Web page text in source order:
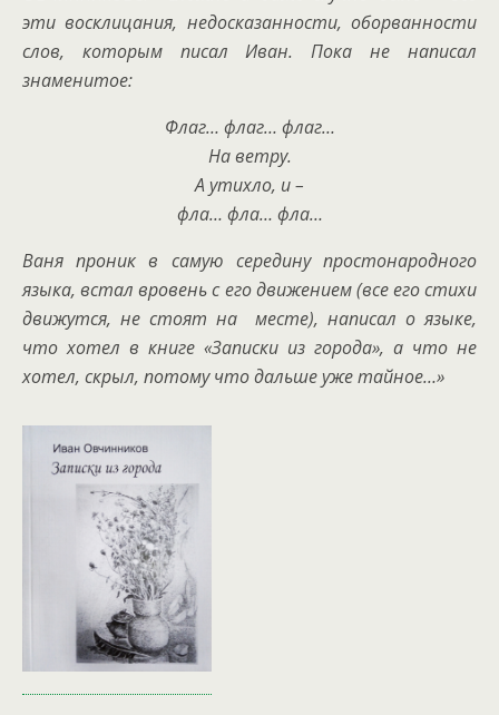
эти восклицания, недосказанности, оборванности
слов, которым писал Иван. Пока не написал
знаменитое:
Флаг… флаг… флаг…
На ветру.
А утихло, и –
фла… фла… фла…
Ваня проник в самую середину простонародного
языка, встал вровень с его движением (все его стихи
движутся, не стоят на месте), написал о языке,
что хотел в книге «Записки из города», а что не
хотел, скрыл, потому что дальшеуже тайное…»